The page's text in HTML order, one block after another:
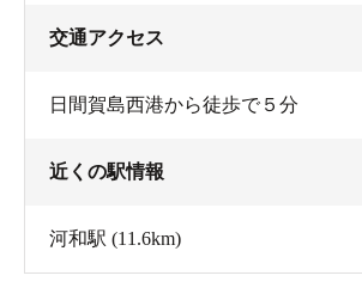
交通アクセス
日間賀島西港から徒歩で５分
近くの駅情報
河和駅 (11.6km)